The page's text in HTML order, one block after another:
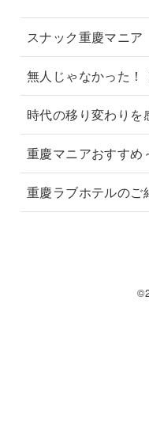
スナック重慶マニア
無人じゃなかった！
時代の移り変わり
重慶マニアおすすめ
重慶ラブホテルのご